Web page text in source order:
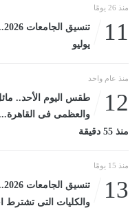
منذ 26 يومًا
11
يوليو
منذ عام واحد
12
طقس اليوم الأحد.. مائل
منذ 55 دقيقة
منذ 15 يومًا
13
والكليات التى تشترط